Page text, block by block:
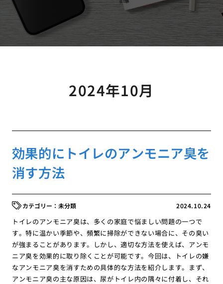
2024年10月
効果的にトイレのアンモニア臭を
消す方法
2024.10.24
未分類
トイレのアンモニア臭は、多くの家庭で悩ましい問題の一つで
す。特に温かい季節や、頻繁に掃除ができない場合に、その臭い
が強まることがあります。しかし、適切な方法を使えば、アンモ
ニア臭を効果的に取り除くことが可能です。今回は、トイレの嫌
なアンモニア臭を消すための具体的な方法を紹介します。まず、
アンモニア臭の主な原因は、尿がトイレ内の隅々に付着し、それ